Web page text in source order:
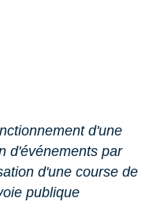
d'une
d'événements par
d'une course de
publique